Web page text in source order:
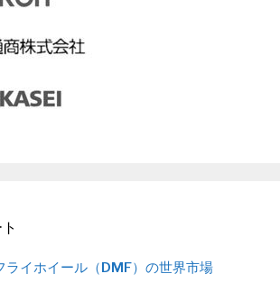
ライホイール（DMF）の世界市場